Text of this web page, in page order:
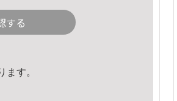
する
ます。